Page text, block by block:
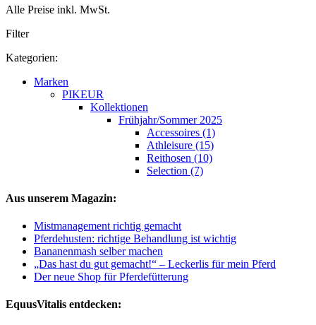
Alle Preise inkl. MwSt.
Filter
Kategorien:
Marken
PIKEUR
Kollektionen
Frühjahr/Sommer 2025
Accessoires (1)
Athleisure (15)
Reithosen (10)
Selection (7)
Aus unserem Magazin:
Mistmanagement richtig gemacht
Pferdehusten: richtige Behandlung ist wichtig
Bananenmash selber machen
„Das hast du gut gemacht!“ – Leckerlis für mein Pferd
Der neue Shop für Pferdefütterung
EquusVitalis entdecken: